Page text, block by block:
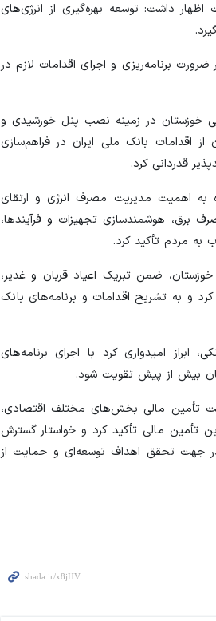
داشت: توسعه بهره‌گیری از انرژی‌های
برنامه‌ریزی و اجرای اقدامات لازم در
خوزستان در زمینه نصب پنل خورشیدی و
از اقدامات بانک ملی ایران در فراهم‌سازی
قدردانی کرد.
به اهمیت مدیریت مصرف انرژی و ارتقای
برق، هوشمندسازی تجهیزات و فرآیندها،
به مردم تأکید کرد.
ضمن تبریک اعیاد قربان و غدیر،
و به تشریح اقدامات و برنامه‌های بانک
امیدواری کرد با اجرای برنامه‌های
بیش از پیش تقویت شود.
تأمین مالی بخش‌های مختلف اقتصادی،
تأمین مالی تأکید کرد و خواستار گسترش
جهت تحقق اهداف توسعه‌ای و حمایت از